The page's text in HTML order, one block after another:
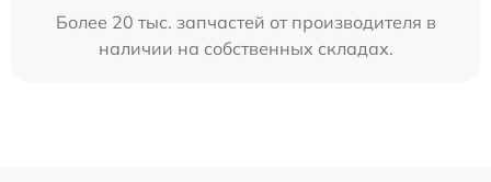
Более 20 тыс. запчастей от производителя в
наличии на собственных складах.